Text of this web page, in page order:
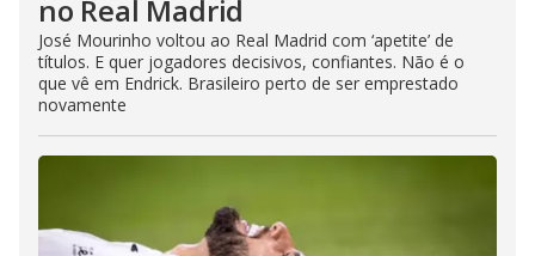
no Real Madrid
José Mourinho voltou ao Real Madrid com ‘apetite’ de
títulos. E quer jogadores decisivos, confiantes. Não é o
que vê em Endrick. Brasileiro perto de ser emprestado
novamente